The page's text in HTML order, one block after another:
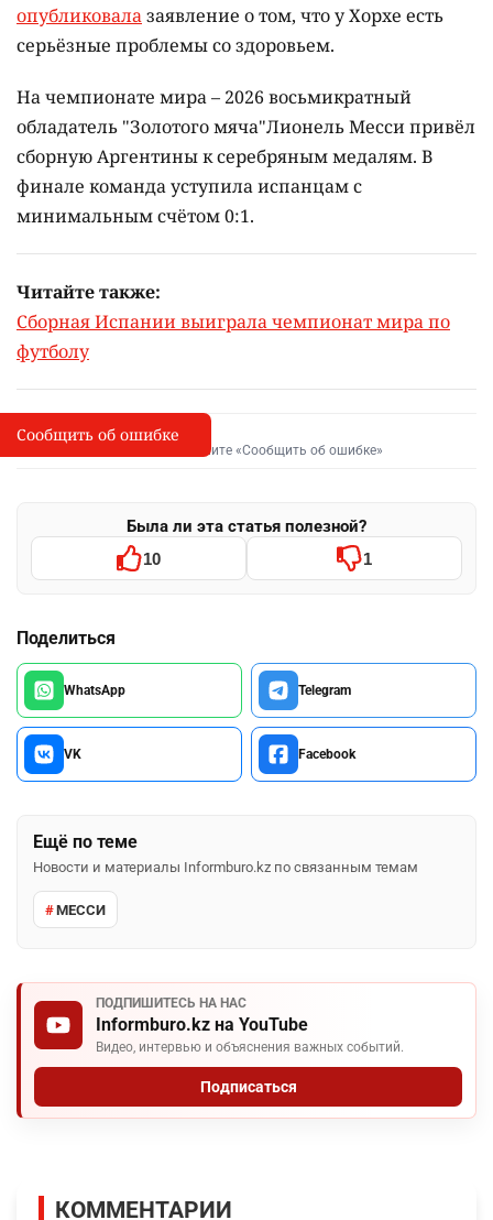
опубликовалазаявление о том, что у Хорхе есть
серьёзные проблемы со здоровьем.
На чемпионате мира – 2026 восьмикратный
обладатель "Золотого мяча"Лионель Месси привёл
сборную Аргентины к серебряным медалям. В
финале команда уступила испанцам с
минимальным счётом 0:1.
Читайте также:
Сборная Испании выиграла чемпионат мира по
футболу
I
Сообщить об опечатке
Выделите фрагмент и нажмите «Сообщить об ошибке»
Была ли эта статья полезной?
10 1
Поделиться
WhatsApp Telegram
VK Facebook
Ещё по теме
Новости и материалы Informburo.kz по связанным темам
МЕССИ
ПОДПИШИТЕСЬ НА НАС
Informburo.kz на YouTube
Видео, интервью и объяснения важных событий.
Подписаться
Сообщить об ошибке
КОММЕНТАРИИ